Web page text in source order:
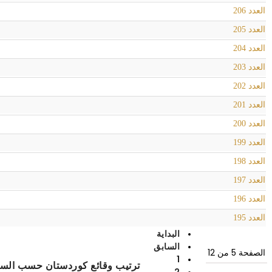
العدد 206
العدد 205
العدد 204
العدد 203
العدد 202
العدد 201
العدد 200
العدد 199
العدد 198
العدد 197
العدد 196
العدد 195
الصفحة 5 من 12
البداية
السابق
1
ترتيب وقائع كوردستان حسب